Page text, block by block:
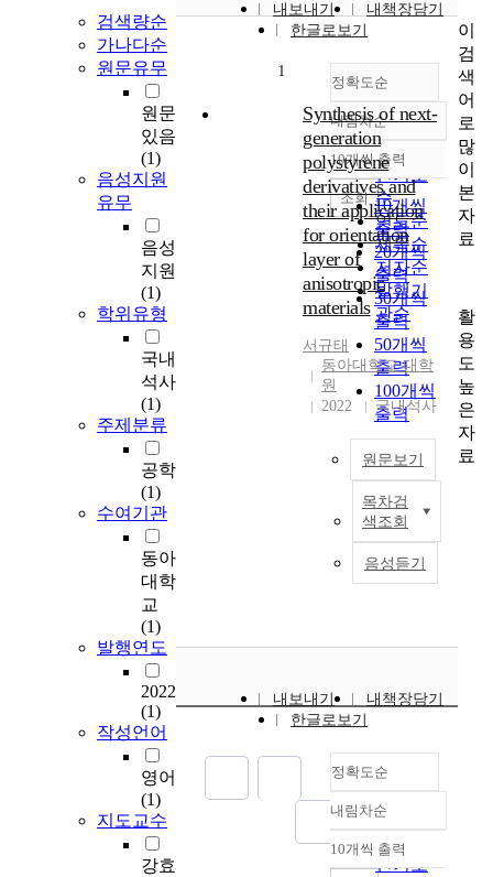
검색량순
가나다순
원문유무
원문
있음
(1)
음성지원
유무
음성
지원
(1)
학위유형
국내
석사
(1)
주제분류
공학
(1)
수여기관
동아
대학
교
(1)
발행연도
2022
(1)
작성언어
영어
(1)
지도교수
강효
내보내기
내책장담기
한글로보기
정확도순
정확도
순
인기도
순
연도순
제목순
저자순
발행기
관순
내림차순
내림차순
10개씩 출력
10개씩
출력
20개씩
출력
30개씩
출력
50개씩
출력
100개씩
출력
조회
1
Synthesis of next-
generation
polystyrene
derivatives and
their application
for orientation
layer of
anisotropic
materials
서규태
동아대학교 대학
원
2022
국내석사
원문보기
목차검
색조회
음성듣기
e
t
내보내기
내책장담기
한글로보기
정확도순
정확도
순
인기도
내림차순
내림차순
10개씩 출력
이
검
색
어
로
많
이
본
자
료
활
용
도
높
은
자
료